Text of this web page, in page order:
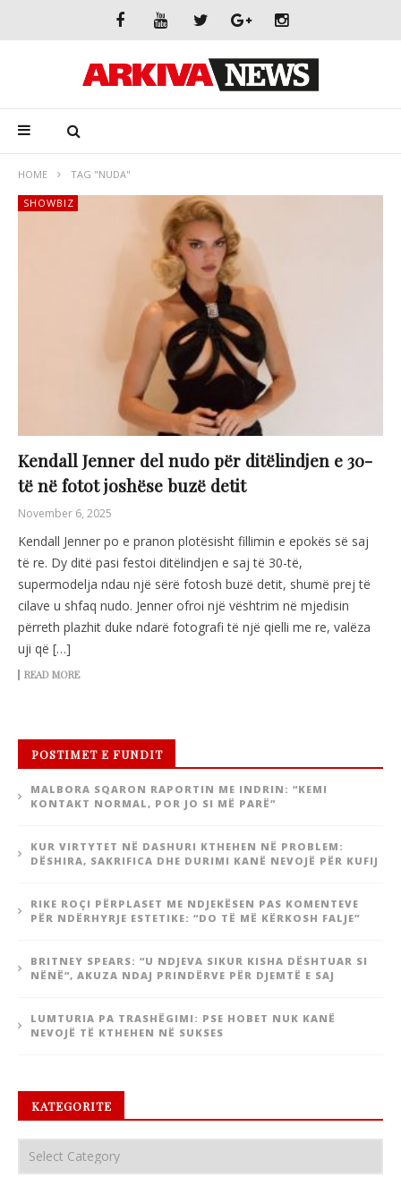
HOME TAG "NUDA"
SHOWBIZ
Kendall Jenner del nudo për ditëlindjen e 30-
të në fotot joshëse buzë detit
November 6, 2025
Kendall Jenner po e pranon plotësisht fillimin e epokës së saj
të re. Dy ditë pasi festoi ditëlindjen e saj të 30-të,
supermodelja ndau një sërë fotosh buzë detit, shumë prej të
cilave u shfaq nudo. Jenner ofroi një vështrim në mjedisin
përreth plazhit duke ndarë fotografi të një qielli me re, valëza
uji që […]
READ MORE
POSTIMET E FUNDIT
MALBORA SQARON RAPORTIN ME INDRIN: “KEMI
KONTAKT NORMAL, POR JO SI MË PARË”
KUR VIRTYTET NË DASHURI KTHEHEN NË PROBLEM:
DËSHIRA, SAKRIFICA DHE DURIMI KANË NEVOJË PËR KUFIJ
RIKE ROÇI PËRPLASET ME NDJEKËSEN PAS KOMENTEVE
PËR NDËRHYRJE ESTETIKE: “DO TË MË KËRKOSH FALJE”
BRITNEY SPEARS: “U NDJEVA SIKUR KISHA DËSHTUAR SI
NËNË”, AKUZA NDAJ PRINDËRVE PËR DJEMTË E SAJ
LUMTURIA PA TRASHËGIMI: PSE HOBET NUK KANË
NEVOJË TË KTHEHEN NË SUKSES
KATEGORITE